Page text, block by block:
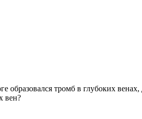
тромб в глубоких
вен?